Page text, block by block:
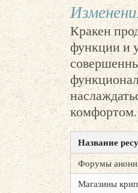
Кракен
функции и
комфортом.
Название
Форумы
Магазины